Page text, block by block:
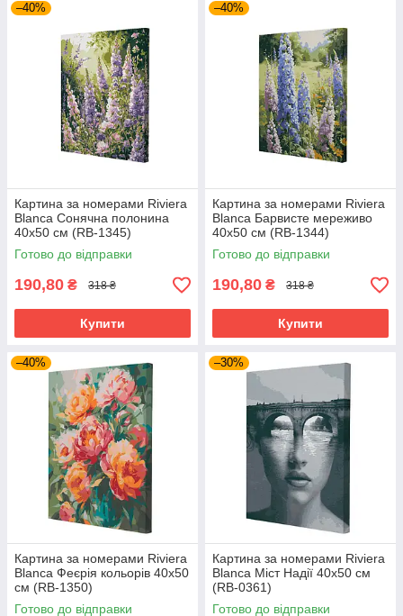
–40%
Картина за номерами Riviera
Blanca Сонячна полонина
40x50 см (RB-1345)
Готово до відправки
190,80 ₴ 318 ₴
Купити
–40%
Картина за номерами Riviera
Blanca Барвисте мереживо
40x50 см (RB-1344)
Готово до відправки
190,80 ₴ 318 ₴
Купити
–40%
Картина за номерами Riviera
Blanca Феєрія кольорів 40x50
см (RB-1350)
Готово до відправки
–30%
Картина за номерами Riviera
Blanca Міст Надії 40x50 см
(RB-0361)
Готово до відправки